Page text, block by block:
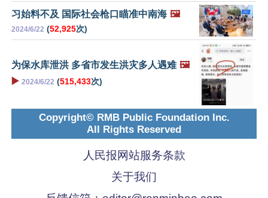
习始料不及 国际社会枪口瞄准中南海 🖼️
2024/6/22 (52,925次)
为保水库泄洪 多省市发生洪灾多人遇难 🖼️
▶️ 2024/6/22 (515,433次)
Copyright© RMB Public Foundation Inc.
All Rights Reserved
人民报网站服务条款
关于我们